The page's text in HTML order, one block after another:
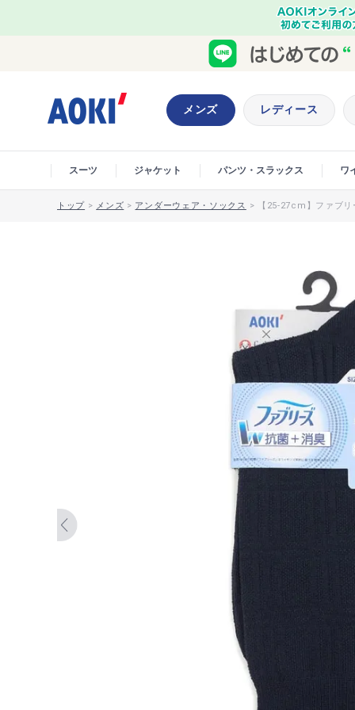
メンズ レディース
スーツ ジャケット パンツ・スラックス ワ
トップ > メンズ > アンダーウェア・ソックス > 【25-27cm】ファブ